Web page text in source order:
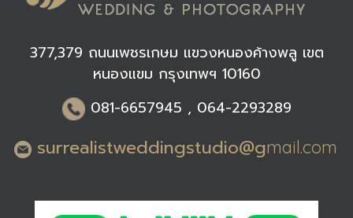
377,379 ถนนเพชรเกษม แขวงหนองค้างพลู เขต
หนองแขม กรุงเทพฯ 10160
081-6657945 , 064-2293289
surrealistweddingstudio@gmail.com